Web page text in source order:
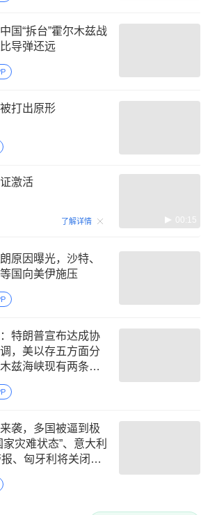
国“拆台”霍尔木兹战
导弹还远
打出原形
激活
了解详情 00:15
原因曝光，沙特、
国向美伊施压
特朗普宣布达成协
，美以存五方面分
兹海峡现有两条航
装再袭击沙特油轮
袭，多国被逼到极
灾难状态”、意大利
、匈牙利将关闭唯
续 “高烧”